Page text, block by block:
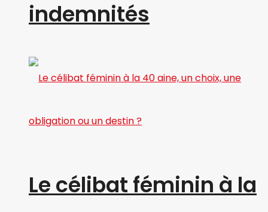
indemnités
Le célibat féminin à la